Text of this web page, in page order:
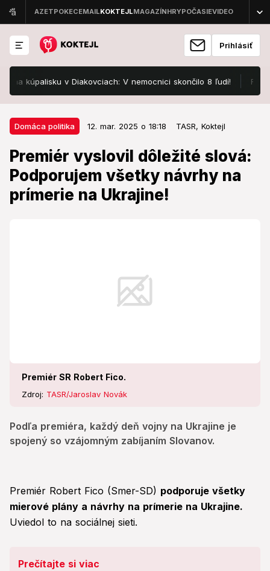
Prihlásiť
kúpalisku v Diakovciach: V nemocnici skončilo 8 ľudí! FOTO
Domáca politika 12. mar. 2025 o 18:18 TASR, Koktejl
Premiér vyslovil dôležité slová:
Podporujem všetky návrhy na
prímerie na Ukrajine!
Premiér SR Robert Fico.
Zdroj: TASR/Jaroslav Novák
Podľa premiéra, každý deň vojny na Ukrajine je
spojený so vzájomným zabíjaním Slovanov.
Domáca politika 12. mar. 2025 o 18:18
Premiér vyslovil dôležité slová:
Podporujem všetky návrhy na
prímerie na Ukrajine!
Premiér Robert Fico (Smer-SD) podporuje všetky
mierové plány a návrhy na prímerie na Ukrajine.
Uviedol to na sociálnej sieti.
Prečítajte si viac